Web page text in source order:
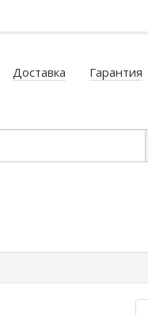
Доставка Гарантия